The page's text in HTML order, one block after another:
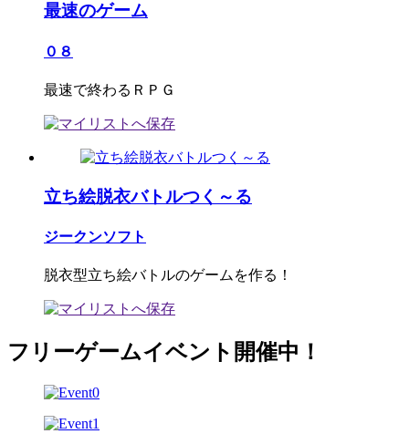
最速のゲーム
０８
最速で終わるＲＰＧ
立ち絵脱衣バトルつく～る
ジークンソフト
脱衣型立ち絵バトルのゲームを作る！
フリーゲームイベント開催中！